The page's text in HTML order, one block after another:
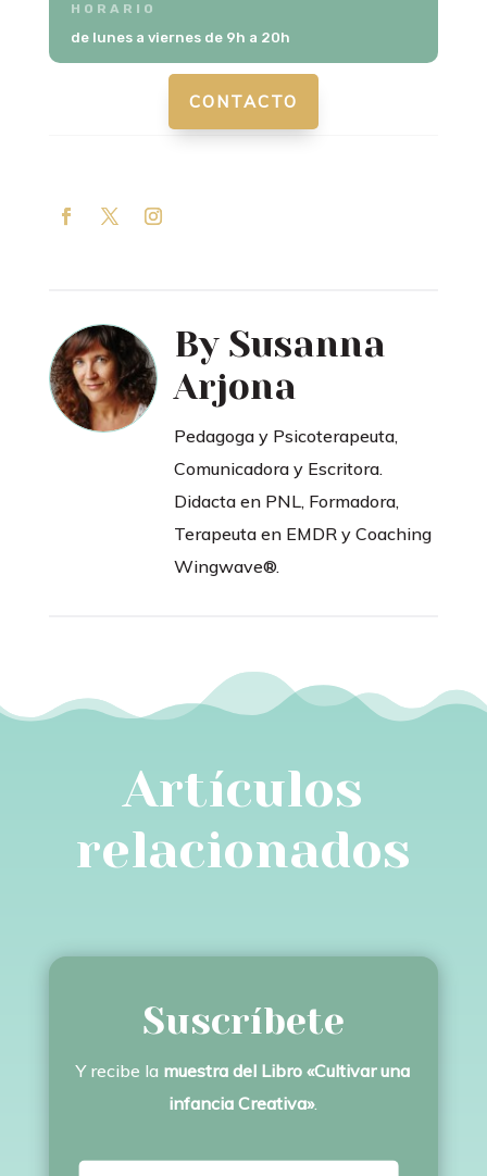
HORARIO
de lunes a viernes de 9h a 20h
CONTACTO
By Susanna
Arjona
Pedagoga y Psicoterapeuta,
Comunicadora y Escritora.
Didacta en PNL, Formadora,
Terapeuta en EMDR y Coaching
Wingwave®.
Artículos
relacionados
Suscríbete
Y recibe la muestra del Libro «Cultivar una
infancia Creativa».